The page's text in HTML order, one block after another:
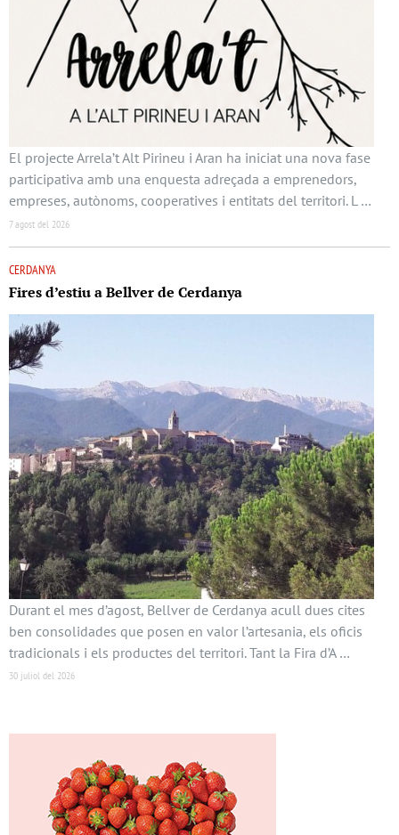
El projecte Arrela’t Alt Pirineu i Aran ha iniciat una nova fase
participativa amb una enquesta adreçada a emprenedors,
empreses, autònoms, cooperatives i entitats del territori. L …
7 agost del 2026
CERDANYA
Fires d’estiu a Bellver de Cerdanya
Durant el mes d’agost, Bellver de Cerdanya acull dues cites
ben consolidades que posen en valor l’artesania, els oficis
tradicionals i els productes del territori. Tant la Fira d’A …
30 juliol del 2026